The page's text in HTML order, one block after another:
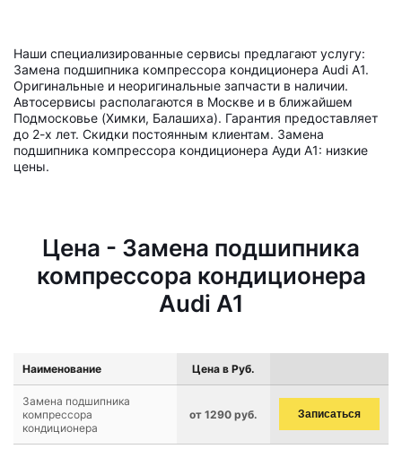
Наши специализированные сервисы предлагают услугу:
Замена подшипника компрессора кондиционера Audi A1.
Оригинальные и неоригинальные запчасти в наличии.
Автосервисы располагаются в Москве и в ближайшем
Подмосковье (Химки, Балашиха). Гарантия предоставляет
до 2-х лет. Скидки постоянным клиентам. Замена
подшипника компрессора кондиционера Ауди А1: низкие
цены.
Цена - Замена подшипника
компрессора кондиционера
Audi A1
Наименование Цена в Руб.
Замена подшипника
компрессора
кондиционера
от 1290 руб. Записаться